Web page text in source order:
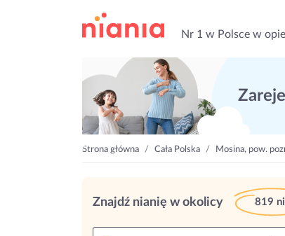
Nr 1 w Polsce w
Strona główna Cała Polska Mosina, pow.
Znajdź nianię w okolicy 819